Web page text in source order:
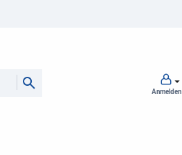
Anmelden